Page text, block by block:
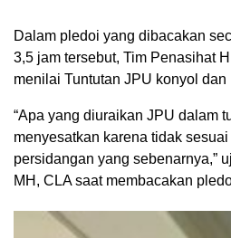
Dalam pledoi yang dibacakan
3,5 jam tersebut, Tim Penasihat
menilai Tuntutan JPU konyol dan
“Apa yang diuraikan JPU dalam
menyesatkan karena tidak
persidangan yang sebenarnya,”
MH, CLA saat membacakan